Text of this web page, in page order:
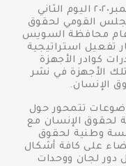
بدأ صباح اليوم الاربعاء ٢٣ سبتمبر٢٠٢٠ اليوم الثاني
القومي لحقوق
عام محافظة السويس
تفعيل استراتيجية
كوادر الأجهزة
الأجهزة في نشر
الإنسان.
تتمحور حول
لحقوق الإنسان مع
وطنية لحقوق
على كافة أشكال
دور لجان ووحدات